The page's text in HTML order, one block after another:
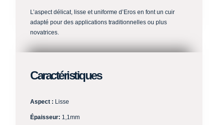
L’aspect délicat, lisse et uniforme d’Eros en font un cuir
adapté pour des applications traditionnelles ou plus
novatrices.
Caractéristiques
Aspect : Lisse
Épaisseur: 1,1mm